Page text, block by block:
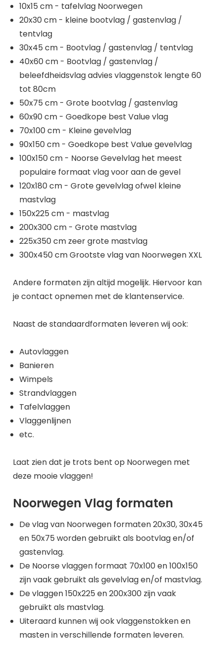
10x15 cm - tafelvlag Noorwegen
20x30 cm - kleine bootvlag / gastenvlag /
tentvlag
30x45 cm - Bootvlag / gastenvlag / tentvlag
40x60 cm - Bootvlag / gastenvlag /
beleefdheidsvlag advies vlaggenstok lengte 60
tot 80cm
50x75 cm - Grote bootvlag / gastenvlag
60x90 cm - Goedkope best Value vlag
70x100 cm - Kleine gevelvlag
90x150 cm - Goedkope best Value gevelvlag
100x150 cm - Noorse Gevelvlag het meest
populaire formaat vlag voor aan de gevel
120x180 cm - Grote gevelvlag ofwel kleine
mastvlag
150x225 cm - mastvlag
200x300 cm - Grote mastvlag
225x350 cm zeer grote mastvlag
300x450 cm Grootste vlag van Noorwegen XXL
Andere formaten zijn altijd mogelijk. Hiervoor kan
je contact opnemen met de klantenservice.
Naast de standaardformaten leveren wij ook:
Autovlaggen
Banieren
Wimpels
Strandvlaggen
Tafelvlaggen
Vlaggenlijnen
etc.
Laat zien dat je trots bent op Noorwegen met
deze mooie vlaggen!
Noorwegen Vlag formaten
De vlag van Noorwegen formaten 20x30, 30x45
en 50x75 worden gebruikt als bootvlag en/of
gastenvlag.
De Noorse vlaggen formaat 70x100 en 100x150
zijn vaak gebruikt als gevelvlag en/of mastvlag.
De vlaggen 150x225 en 200x300 zijn vaak
gebruikt als mastvlag.
Uiteraard kunnen wij ook vlaggenstokken en
masten in verschillende formaten leveren.